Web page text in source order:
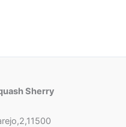
Sherry